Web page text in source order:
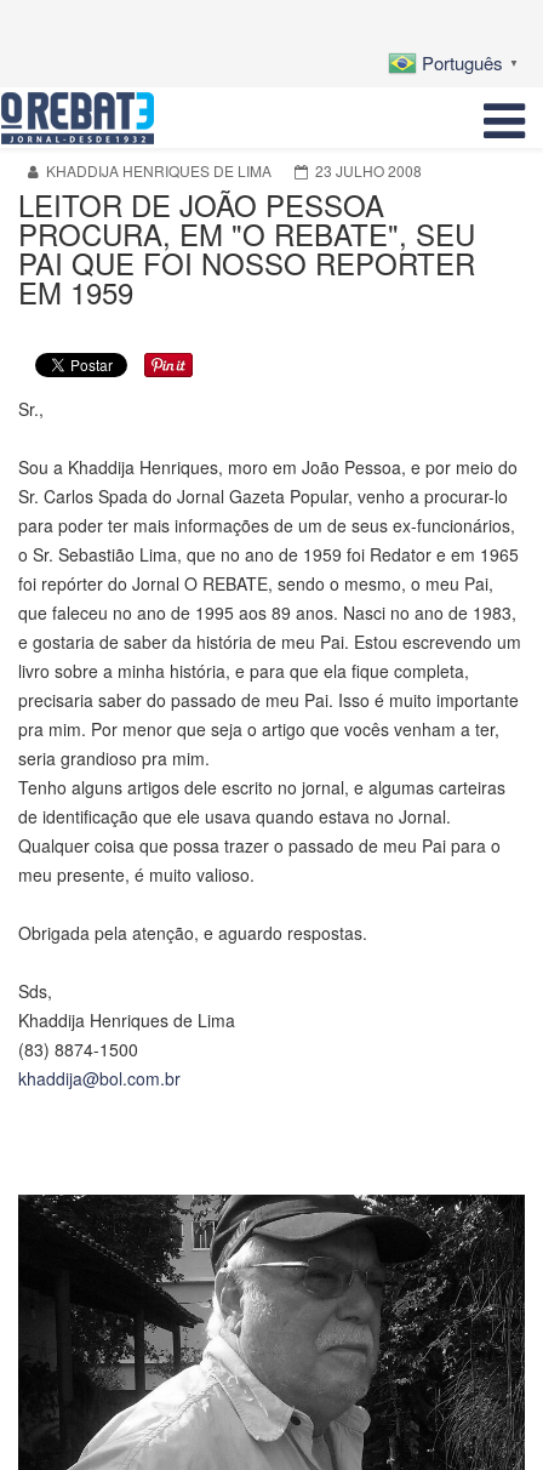
Português ▼
KHADDIJA HENRIQUES DE LIMA 23 JULHO 2008
LEITOR DE JOÃO PESSOA
PROCURA, EM "O REBATE", SEU
PAI QUE FOI NOSSO REPORTER
EM 1959
Sr.,
Sou a Khaddija Henriques, moro em João Pessoa, e por meio do
Sr. Carlos Spada do Jornal Gazeta Popular, venho a procurar-lo
para poder ter mais informações de um de seus ex-funcionários,
o Sr. Sebastião Lima, que no ano de 1959 foi Redator e em 1965
foi repórter do Jornal O REBATE, sendo o mesmo, o meu Pai,
que faleceu no ano de 1995 aos 89 anos. Nasci no ano de 1983,
e gostaria de saber da história de meu Pai. Estou escrevendo um
livro sobre a minha história, e para que ela fique completa,
precisaria saber do passado de meu Pai. Isso é muito importante
pra mim. Por menor que seja o artigo que vocês venham a ter,
seria grandioso pra mim.
Tenho alguns artigos dele escrito no jornal, e algumas carteiras
de identificação que ele usava quando estava no Jornal.
Qualquer coisa que possa trazer o passado de meu Pai para o
meu presente, é muito valioso.
Obrigada pela atenção, e aguardo respostas.
Sds,
Khaddija Henriques de Lima
(83) 8874-1500
khaddija@bol.com.br